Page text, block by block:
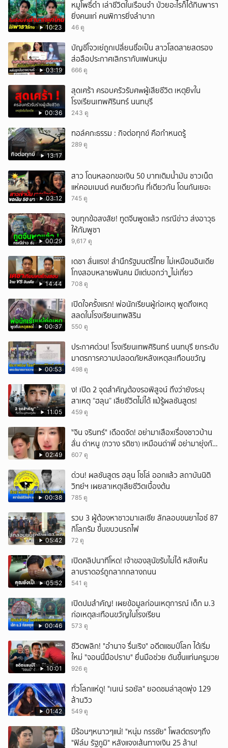
10:23
หมูโพธิ์ดำ เล่าชีวิตในเรือนจำ ป่วยอะไรก็ได้กินพารา
ยิ่งคนแก่ คนพิการยิ่งลำบาก
46 ดู
03:19
บัญชีโจวเย่ถูกเปลี่ยนชื่อเป็น สาวโสดสายสตรอง
ส่อลือประกาศเลิกรากับแฟนหนุ่ม
666 ดู
00:36
สุดเศร้า ครอบครัวรับศwผู้เสียชีวิต เหตุยิvใน
โรงเรียนเทพศิรินทร์ นนทบุรี
243 ดู
13:17
ทอล์คกะธรรม : กิจต่อทุกข์ คือกำหนดรู้
289 ดู
03:12
สาว โดนหลอกขอเงิน 50 บาทเติมน้ำมัน ชาวเน็ต
แห่คอมเมนต์ คนเดียวกัน ที่เดียวกัน โดนกันเยอะ
745 ดู
00:29
จบทุกข้อสงสัย! ทูตจีนพูดแล้ว กรณีข่าว ส่งอาวุธ
ให้กัมพูชา
9,617 ดู
14:44
เดชา ลั่นแรง! สำนึกรัฐมนตรีไทย ไม่เหมือนอินเดีย
โกงสอบหลายพันคน มีแต่บอกว่า_ูไม่เกี่ยว
708 ดู
00:37
เปิดใจครั้งแรก! พ่อนักเรียนผู้ก่อเหตุ พูดถึงเหตุ
สลดในโรงเรียนเทพสิริน
550 ดู
00:53
ประกาศด่วน! โรงเรียนเทพศิรินทร์ นนทบุรี ยกระดับ
มาตรการความปลอดภัยหลังเหตุสะเทือนขวัญ
498 ดู
11:05
ึ้ง! เปิด 2 จุดสำคัญต้องรอพิสูจน์ ถึงว่ายังระบุ
สาเหตุ “ฮลุน” เสียชีวิตไม่ได้ แม้รู้ผลชันสูตร!
459 ดู
02:49
ั่"จิน จรินทร์" เดือดจัด! อย่ามาเสือxเรื่องชาวบ้าน
ลั่น ด่าหนู (กวาง รติชา) เหมือนด่าพี่ อย่ามายุ่งกับ
คนของผม จบ!!!
607 ดู
00:38
ด่วน! ผลชันสูตร ฮลุน โซโล่ ออกแล้ว สถาบันนิติ
วิทย์ฯ เผยสาเหตุเสียชีวิตเบื้องต้น
785 ดู
05:42
รวบ 3 ผู้ต้องหาชาวมาเลเซีย ลักลอบขนยาไอซ์ 87
กิโลกรัม ขึ้นขบวนรถไฟ
72 ดู
05:52
เปิดคลิปนาทีโหด! เจ้าของสุนัขรับไม่ได้ หลังเห็น
ลาบราดอร์ถูกลากกลางถนน
541 ดู
00:46
เปิดปมสำคัญ! เผยข้อมูลก่อนเหตุการณ์ เด็ก ม.3
ก่อเหตุสะเทือนขวัญในโรงเรียน
573 ดู
10:01
ชีวิตพลิก! "อำนาจ รื่นเริง" อดีตแชมป์โลก ได้เริ่ม
ใหม่ "จอนนี่มือปราบ" ยื่นมือช่วย ดันขึ้นแท่นครูมวย
926 ดู
01:42
ทั่วโลกแห่ดู! "เนเน่ รอยัล" ยอดชมล่าสุดพุ่ง 129
ล้านวิว
549 ดู
มีร้อนๆหนาวๆแน่! "หนุ่ม กรรชัย" โพสต์ตรงๆถึง
"ฟิล์ม รัฐภูมิ" หลังแจงเส้นทางเงิน 25 ล้าน!